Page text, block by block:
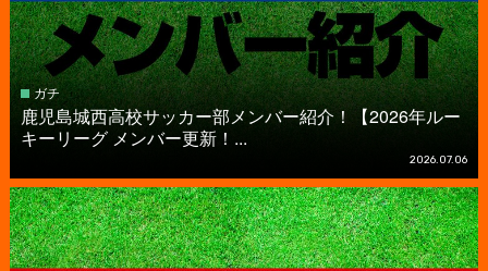
ガチ
鹿児島城西高校サッカー部メンバー紹介！【2026年ルー
キーリーグ メンバー更新！...
2026.07.06